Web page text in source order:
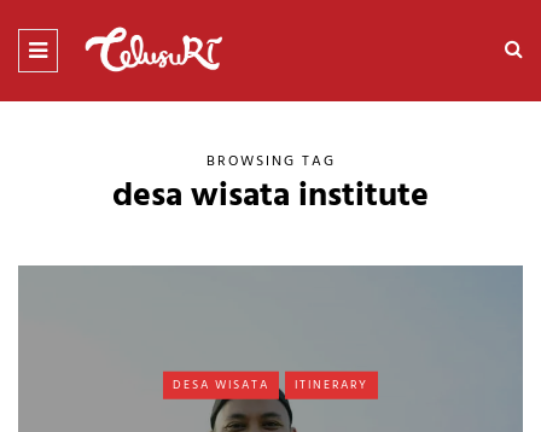
BROWSING TAG
desa wisata institute
DESA WISATA ITINERARY